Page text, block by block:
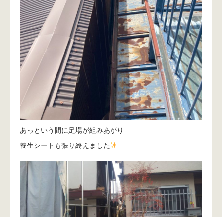
あっという間に足場が組みあがり
養生シートも張り終えました